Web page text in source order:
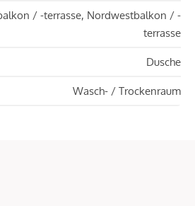
/ -terrasse, Nordwestbalkon / -
terrasse
Dusche
Wasch- / Trockenraum